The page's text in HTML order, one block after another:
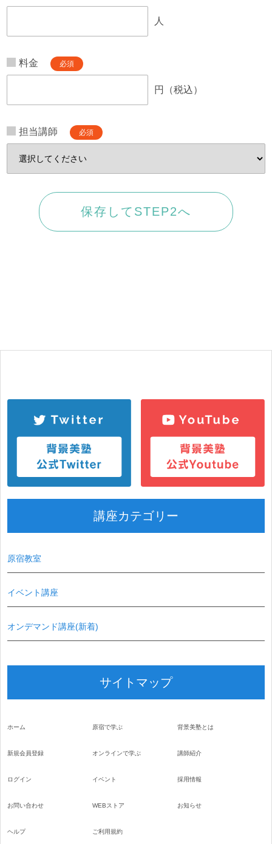
人
料金 必須
円（税込）
担当講師 必須
講座カテゴリー
原宿教室
イベント講座
オンデマンド講座(新着)
サイトマップ
ホーム
新規会員登録
ログイン
お問い合わせ
原宿で学ぶ
オンラインで学ぶ
イベント
WEBストア
背景美塾とは
講師紹介
採用情報
お知らせ
ヘルプ ご利用規約